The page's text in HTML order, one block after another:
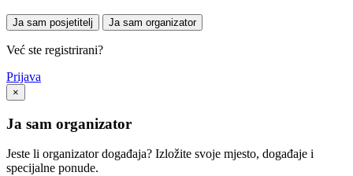
Ja sam posjetitelj Ja sam organizator
Već ste registrirani?
Prijava
×
Ja sam organizator
Jeste li organizator događaja? Izložite svoje mjesto, događaje i
specijalne ponude.